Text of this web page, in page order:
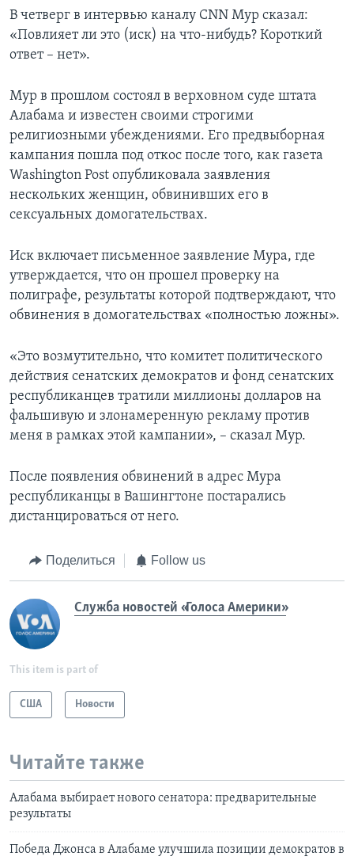
В четверг в интервью каналу CNN Мур сказал:
«Повлияет ли это (иск) на что-нибудь? Короткий
ответ – нет».
Мур в прошлом состоял в верховном суде штата
Алабама и известен своими строгими
религиозными убеждениями. Его предвыборная
кампания пошла под откос после того, как газета
Washington Post опубликовала заявления
нескольких женщин, обвинивших его в
сексуальных домогательствах.
Иск включает письменное заявление Мура, где
утверждается, что он прошел проверку на
полиграфе, результаты которой подтверждают, что
обвинения в домогательствах «полностью ложны».
«Это возмутительно, что комитет политического
действия сенатских демократов и фонд сенатских
республиканцев тратили миллионы долларов на
фальшивую и злонамеренную рекламу против
меня в рамках этой кампании», – сказал Мур.
После появления обвинений в адрес Мура
республиканцы в Вашингтоне постарались
дистанцироваться от него.
Поделиться Follow us
Служба новостей «Голоса Америки»
This item is part of
США Новости
Читайте также
Алабама выбирает нового сенатора: предварительные
результаты
Победа Джонса в Алабаме улучшила позиции демократов в